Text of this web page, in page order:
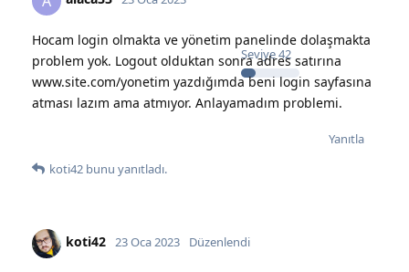
Seviye42
Hocam login olmakta ve yönetim panelinde dolaşmakta
problem yok. Logout olduktan sonra adres satırına
www.site.com/yonetim yazdığımda beni login sayfasına
atması lazım ama atmıyor. Anlayamadım problemi.
Yanıtla
koti42 bunu yanıtladı.
koti42 23 Oca 2023 Düzenlendi